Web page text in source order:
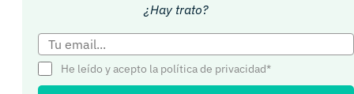
¿Hay trato?
He leído y acepto la política de privacidad*